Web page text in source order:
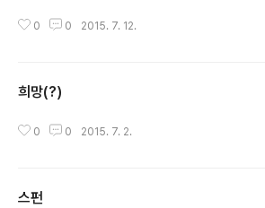
0 0 2015. 7. 12.
희망(?)
0 0 2015. 7. 2.
스펀